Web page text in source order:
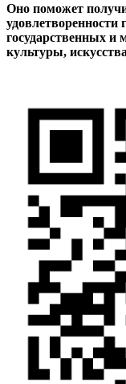
Оно поможет
удовлетворенности
государственных и
культуры,